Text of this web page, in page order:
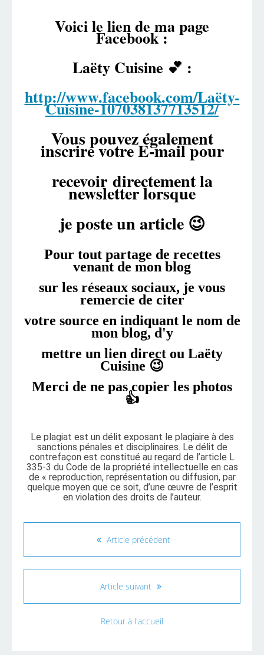
Voici le lien de ma page
Facebook :
Laëty Cuisine 💕 :
http://www.facebook.com/Laëty-
Cuisine-107038137713512/
Vous pouvez également
inscrire votre E-mail pour
recevoir directement la
newsletter lorsque
je poste un article 😉
Pour tout partage de recettes
venant de mon blog
sur les réseaux sociaux, je vous
remercie de citer
votre source en indiquant le nom de
mon blog, d'y
mettre un lien direct ou Laëty
Cuisine 😉
Merci de ne pas copier les photos
👍
Le plagiat est un délit exposant le plagiaire à des
sanctions pénales et disciplinaires. Le délit de
contrefaçon est constitué au regard de l’article L
335-3 du Code de la propriété intellectuelle en cas
de « reproduction, représentation ou diffusion, par
quelque moyen que ce soit, d’une œuvre de l’esprit
en violation des droits de l’auteur.
Article précédent
Article suivant
Retour à l'accueil